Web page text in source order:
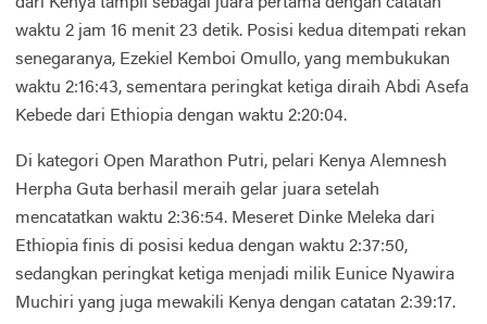
dari Kenya tampil sebagai juara pertama dengan catatan
waktu 2 jam 16 menit 23 detik. Posisi kedua ditempati rekan
senegaranya, Ezekiel Kemboi Omullo, yang membukukan
waktu 2:16:43, sementara peringkat ketiga diraih Abdi Asefa
Kebede dari Ethiopia dengan waktu 2:20:04.
Di kategori Open Marathon Putri, pelari Kenya Alemnesh
Herpha Guta berhasil meraih gelar juara setelah
mencatatkan waktu 2:36:54. Meseret Dinke Meleka dari
Ethiopia finis di posisi kedua dengan waktu 2:37:50,
sedangkan peringkat ketiga menjadi milik Eunice Nyawira
Muchiri yang juga mewakili Kenya dengan catatan 2:39:17.